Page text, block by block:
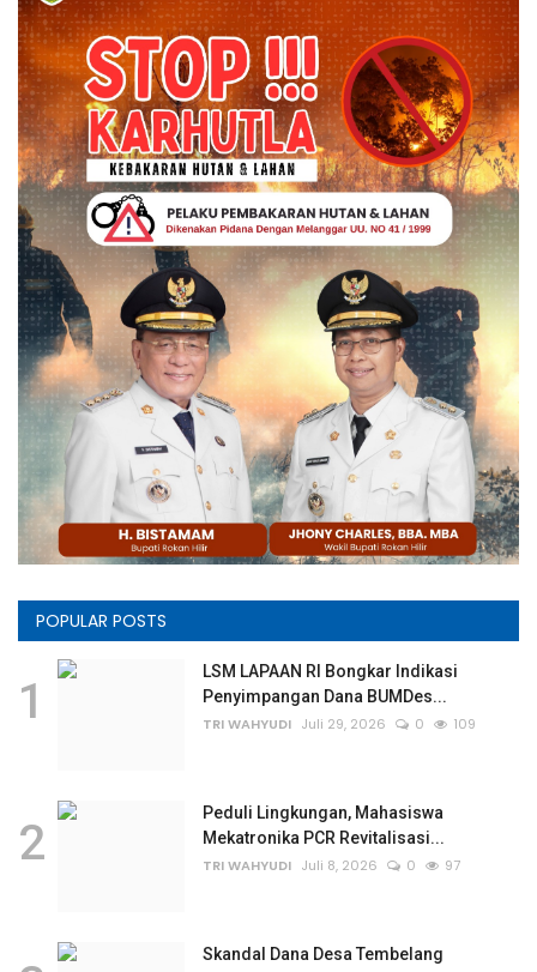
POPULAR POSTS
1
LSM LAPAAN RI Bongkar Indikasi
Penyimpangan Dana BUMDes...
TRI WAHYUDI Juli 29, 2026 0 109
2
Peduli Lingkungan, Mahasiswa
Mekatronika PCR Revitalisasi...
TRI WAHYUDI Juli 8, 2026 0 97
Skandal Dana Desa Tembelang